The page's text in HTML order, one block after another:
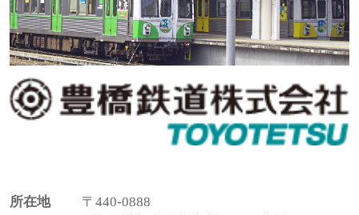
所在地
〒440-0888